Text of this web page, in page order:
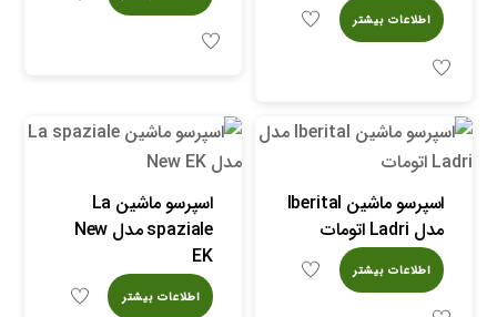
اطلاعات بیشتر
اسپرسو ماشین Iberital
مدل Ladri اتومات
اطلاعات بیشتر
اسپرسو ماشین La
spaziale مدل New
EK
اطلاعات بیشتر